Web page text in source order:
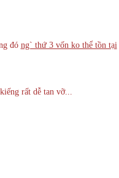
đó ng` thứ 3 vốn ko thể tồn tại
rất dễ tan vỡ...